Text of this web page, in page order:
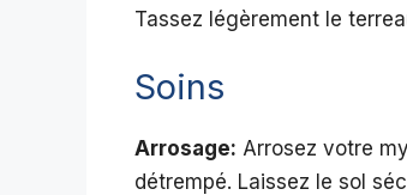
Tassez légèrement le
Soins
Arrosage: Arrosez votre
détrempé. Laissez le sol